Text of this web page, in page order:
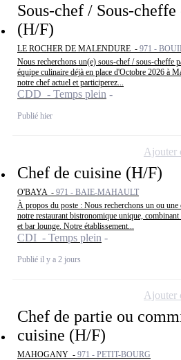
Sous-chef / Sous-
(H/F)
LE ROCHER DE MALENDURE - 971 -
Nous recherchons un(e) sous-chef / sous-cheffe
équipe culinaire déjà en place d'Octobre 2026 à
notre chef actuel et participerez...
CDD - Temps plein
Publié hier
Chef de cuisine (H/F)
O'BAYA - 971 - BAIE-MAHAULT
À propos du poste : Nous recherchons un ou
notre restaurant bistronomique unique,
et bar lounge. Notre établissement...
CDI - Temps plein
Publié il y a 2 jours
Ajouter
Chef de partie ou
cuisine (H/F)
MAHOGANY - 971 - PETIT-BOURG
Ajouter